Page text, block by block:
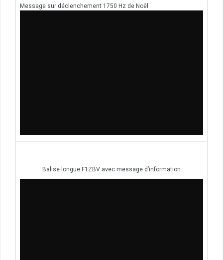
Message sur déclenchement 1750 Hz de Noël
Balise longue F1ZBV avec message d’information